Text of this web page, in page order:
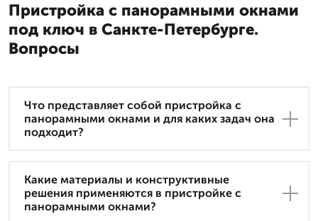
Пристройка с панорамными окнами
под ключ в Санкте-Петербурге.
Вопросы
Что представляет собой пристройка с
панорамными окнами и для каких задач она
подходит?
Какие материалы и конструктивные
решения применяются в пристройке с
панорамными окнами?